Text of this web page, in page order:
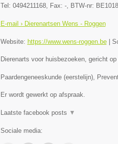
Tel: 0494211168, Fax: -, BTW-nr:
E-mail › Dierenartsen Wens - Roggen
Website: https://www.wens-roggen.be|
Dierenarts voor huisbezoeken, gericht
Paardengeneeskunde (eerstelijn),
Er wordt gewerkt op afspraak.
Laatste facebook posts ▼
Sociale media: